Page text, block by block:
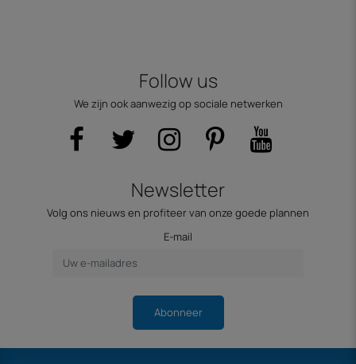
Follow us
We zijn ook aanwezig op sociale netwerken
Newsletter
Volg ons nieuws en profiteer van onze goede plannen
E-mail
Abonneer